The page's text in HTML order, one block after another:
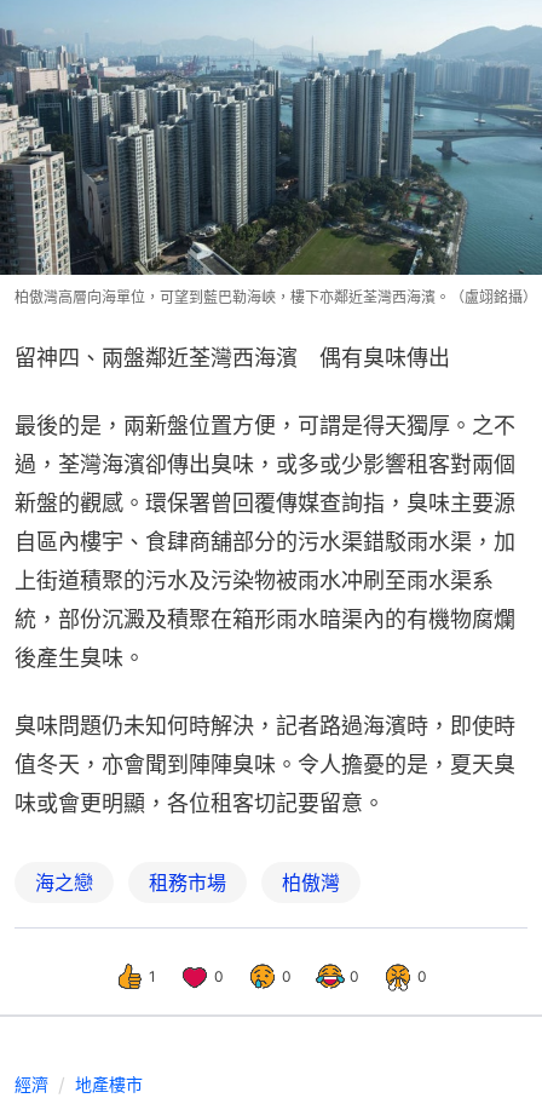
柏傲灣高層向海單位，可望到藍巴勒海峽，樓下亦鄰近荃灣西海濱。（盧翊銘攝）
留神四、兩盤鄰近荃灣西海濱​　偶有臭味傳出
最後的是，兩新盤位置方便，可謂是得天獨厚。之不
過，荃灣海濱卻傳出臭味，或多或少影響租客對兩個
新盤的觀感。環保署曾回覆傳媒查詢指，臭味主要源
自區內樓宇、食肆商舖部分的污水渠錯駁雨水渠，加
上街道積聚的污水及污染物被雨水冲刷至雨水渠系
統，部份沉澱及積聚在箱形雨水暗渠內的有機物腐爛
後產生臭味。
臭味問題仍未知何時解決，記者路過海濱時，即使時
值冬天，亦會聞到陣陣臭味。令人擔憂的是，夏天臭
味或會更明顯，各位租客切記要留意。
海之戀 租務市場 柏傲灣
1 0 0 0 0
經濟 地產樓市